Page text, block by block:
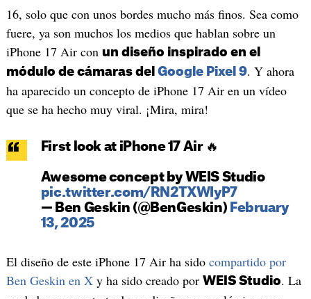
16, solo que con unos bordes mucho más finos. Sea como
fuere, ya son muchos los medios que hablan sobre un
iPhone 17 Air con un diseño inspirado en el
módulo de cámaras del Google Pixel 9. Y ahora
ha aparecido un concepto de iPhone 17 Air en un vídeo
que se ha hecho muy viral. ¡Mira, mira!
First look at iPhone 17 Air 🔥
Awesome concept by WEIS Studio
pic.twitter.com/RN2TXWIyP7
— Ben Geskin (@BenGeskin) February
13, 2025
El diseño de este iPhone 17 Air ha sido compartido por
Ben Geskin en Xy ha sido creado por WEIS Studio. La